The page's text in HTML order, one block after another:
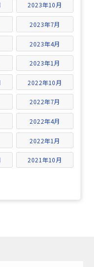
2023年10月
2023年7月
2023年4月
2023年1月
2022年10月
2022年7月
2022年4月
2022年1月
2021年10月